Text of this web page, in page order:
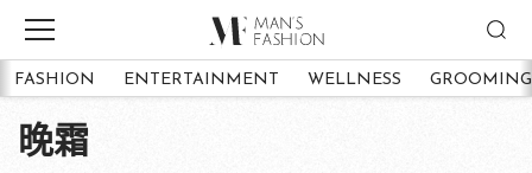
FASHION ENTERTAINMENT WELLNESS GROOMING
晚霜